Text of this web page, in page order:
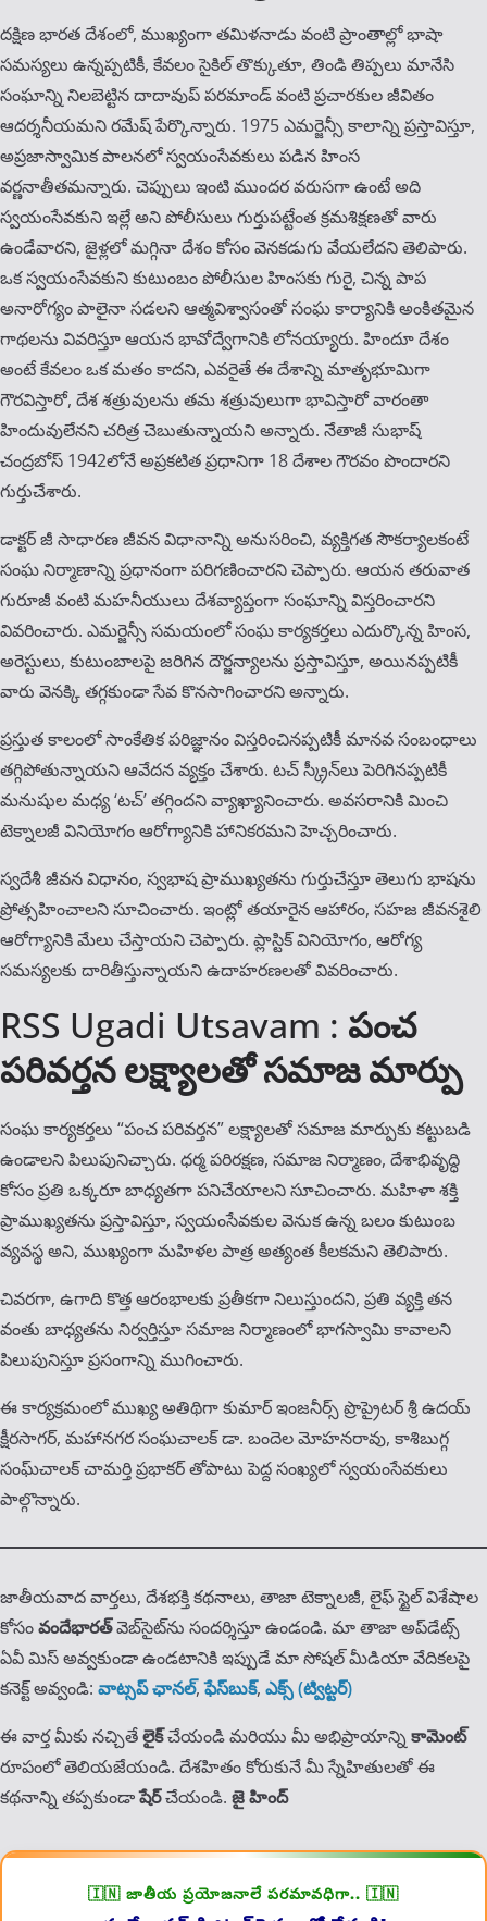
దక్షిణ భారత దేశంలో, ముఖ్యంగా తమిళనాడు వంటి ప్రాంతాల్లో భాషా
సమస్యలు ఉన్నప్పటికీ, కేవలం సైకిల్ తొక్కుతూ, తిండి తిప్పలు మానేసి
సంఘాన్ని నిలబెట్టిన దాదావుప్ పరమాండ్ వంటి ప్రచారకుల జీవితం
ఆదర్శనీయమని రమేష్ పేర్కొన్నారు. 1975 ఎమర్జెన్సీ కాలాన్ని ప్రస్తావిస్తూ,
అప్రజాస్వామిక పాలనలో స్వయంసేవకులు పడిన హింస
వర్ణనాతీతమన్నారు. చెప్పులు ఇంటి ముందర వరుసగా ఉంటే అది
స్వయంసేవకుని ఇల్లే అని పోలీసులు గుర్తుపట్టేంత క్రమశిక్షణతో వారు
ఉండేవారని, జైళ్లలో మగ్గినా దేశం కోసం వెనకడుగు వేయలేదని తెలిపారు.
ఒక స్వయంసేవకుని కుటుంబం పోలీసుల హింసకు గురై, చిన్న పాప
అనారోగ్యం పాలైనా సడలని ఆత్మవిశ్వాసంతో సంఘ కార్యానికి అంకితమైన
గాథలను వివరిస్తూ ఆయన భావోద్వేగానికి లోనయ్యారు. హిందూ దేశం
అంటే కేవలం ఒక మతం కాదని, ఎవరైతే ఈ దేశాన్ని మాతృభూమిగా
గౌరవిస్తారో, దేశ శత్రువులను తమ శత్రువులుగా భావిస్తారో వారంతా
హిందువులేనని చరిత్ర చెబుతున్నాయని అన్నారు. నేతాజీ సుభాష్
చంద్రబోస్ 1942లోనే అప్రకటిత ప్రధానిగా 18 దేశాల గౌరవం పొందారని
గుర్తుచేశారు.
డాక్టర్ జీ సాధారణ జీవన విధానాన్ని అనుసరించి, వ్యక్తిగత సౌకర్యాలకంటే
సంఘ నిర్మాణాన్ని ప్రధానంగా పరిగణించారని చెప్పారు. ఆయన తరువాత
గురూజీ వంటి మ‌హ‌నీయులు దేశవ్యాప్తంగా సంఘాన్ని విస్తరించారని
వివరించారు. ఎమర్జెన్సీ సమయంలో సంఘ కార్యకర్తలు ఎదుర్కొన్న హింస,
అరెస్టులు, కుటుంబాలపై జరిగిన దౌర్జన్యాలను ప్రస్తావిస్తూ, అయినప్పటికీ
వారు వెనక్కి తగ్గకుండా సేవ కొనసాగించారని అన్నారు.
ప్రస్తుత కాలంలో సాంకేతిక పరిజ్ఞానం విస్తరించినప్పటికీ మానవ సంబంధాలు
తగ్గిపోతున్నాయని ఆవేదన వ్యక్తం చేశారు. టచ్ స్క్రీన్‌లు పెరిగినప్పటికీ
మనుషుల మధ్య ‘టచ్’ తగ్గిందని వ్యాఖ్యానించారు. అవసరానికి మించి
టెక్నాలజీ వినియోగం ఆరోగ్యానికి హానికరమని హెచ్చరించారు.
స్వదేశీ జీవన విధానం, స్వభాష ప్రాముఖ్యతను గుర్తుచేస్తూ తెలుగు భాషను
ప్రోత్సహించాలని సూచించారు. ఇంట్లో తయారైన ఆహారం, సహజ జీవనశైలి
ఆరోగ్యానికి మేలు చేస్తాయని చెప్పారు. ప్లాస్టిక్ వినియోగం, ఆరోగ్య
సమస్యలకు దారితీస్తున్నాయని ఉదాహరణలతో వివరించారు.
RSS Ugadi Utsavam : పంచ‌
ప‌రివ‌ర్త‌న లక్ష్యాలతో సమాజ మార్పు
సంఘ కార్యకర్తలు “పంచ పరివర్తన” లక్ష్యాలతో సమాజ మార్పుకు కట్టుబడి
ఉండాలని పిలుపునిచ్చారు. ధర్మ పరిరక్షణ, సమాజ నిర్మాణం, దేశాభివృద్ధి
కోసం ప్రతి ఒక్కరూ బాధ్యతగా పనిచేయాలని సూచించారు. మహిళా శక్తి
ప్రాముఖ్యతను ప్రస్తావిస్తూ, స్వయంసేవకుల వెనుక ఉన్న బలం కుటుంబ
వ్యవస్థ అని, ముఖ్యంగా మహిళల పాత్ర అత్యంత కీలకమని తెలిపారు.
చివరగా, ఉగాది కొత్త ఆరంభాలకు ప్రతీకగా నిలుస్తుందని, ప్రతి వ్యక్తి తన
వంతు బాధ్యతను నిర్వర్తిస్తూ సమాజ నిర్మాణంలో భాగస్వామి కావాలని
పిలుపునిస్తూ ప్రసంగాన్ని ముగించారు.
ఈ కార్యక్రమంలో ముఖ్య అతిథిగా కుమార్ ఇంజనీర్స్ ప్రొప్రైటర్ శ్రీ ఉదయ్
క్షీరసాగర్, మహానగర సంఘచాలక్ డా. బందెల మోహనరావు, కాశిబుగ్గ
సంఘ్‌చాల‌క్ చామ‌ర్తి ప్ర‌భాక‌ర్ తోపాటు పెద్ద సంఖ్య‌లో స్వయంసేవకులు
పాల్గొన్నారు.
జాతీయవాద వార్తలు, దేశభక్తి కథనాలు, తాజా టెక్నాలజీ, లైఫ్ స్టైల్ విశేషాల
కోసంవందేభారత్వెబ్‌సైట్‌ను సందర్శిస్తూ ఉండండి. మా తాజా అప్‌డేట్స్
ఏవీ మిస్ అవ్వకుండా ఉండటానికి ఇప్పుడే మా సోషల్ మీడియా వేదికలపై
కనెక్ట్ అవ్వండి: వాట్సప్ ఛానల్,ఫేస్‌బుక్, ఎక్స్ (ట్విట్టర్)
ఈ వార్త మీకు నచ్చితేలైక్చేయండి మరియు మీ అభిప్రాయాన్ని కామెంట్
రూపంలో తెలియజేయండి. దేశహితం కోరుకునే మీ స్నేహితులతో ఈ
కథనాన్ని తప్పకుండాషేర్చేయండి. జై హింద్​
🇮🇳 జాతీయ ప్రయోజనాలే పరమావధిగా.. 🇮🇳